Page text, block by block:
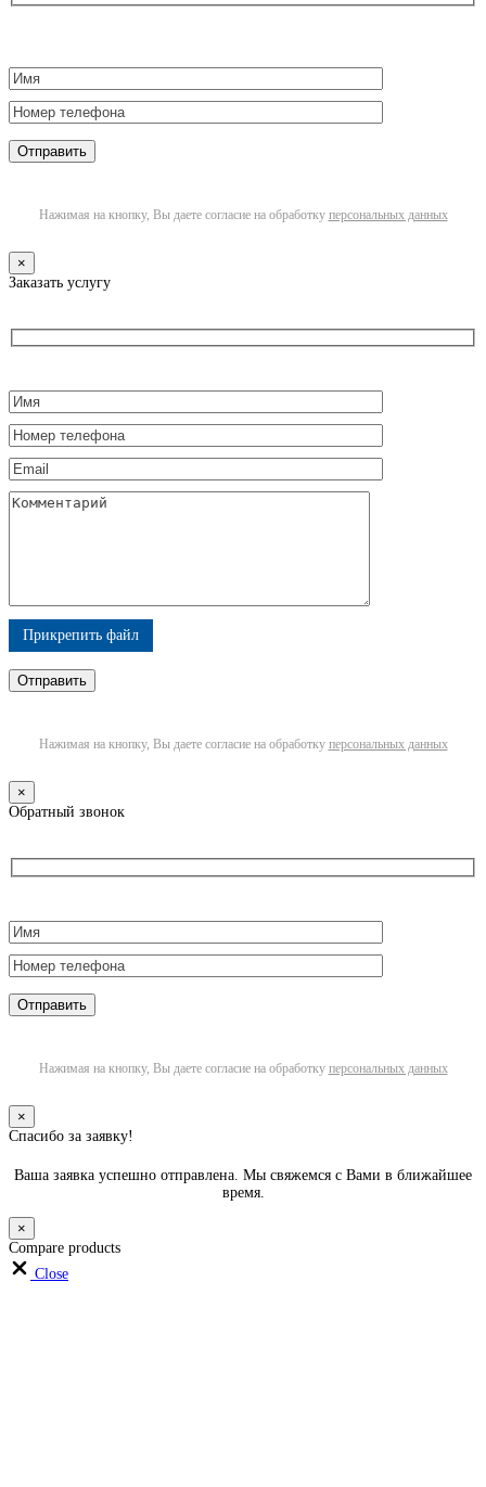
Нажимая на кнопку, Вы даете согласие на обработку персональных данных
×
Заказать услугу
Прикрепить файл
Нажимая на кнопку, Вы даете согласие на обработку персональных данных
×
Обратный звонок
Нажимая на кнопку, Вы даете согласие на обработку персональных данных
×
Спасибо за заявку!
Ваша заявка успешно отправлена. Мы свяжемся с Вами в ближайшее
время.
×
Compare products
Close